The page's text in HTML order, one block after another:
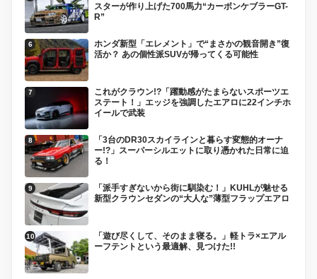
スターが作り上げた700馬力“カーボンケブラーGT-
R”
ホンダ新型「エレメント」で“まさかの観音開き”復
活か？ あの個性派SUVが帰ってくる可能性
これがクラウン!?「躍動感がたまらないスポーツエ
ステート！」エッジを強調したエアロに22インチホ
イールで武装
「3台のDR30スカイラインと暮らす変態的オーナ
ー!?」スーパーシルエットに取り憑かれた日常に迫
る！
「派手すぎないから街に馴染む！」KUHLが魅せる
新型クラウンセダンの“大人な”薄型フラップエアロ
「遊び尽くして、そのまま寝る。」軽トラ×エアル
ーフテントという最適解、見つけた!!